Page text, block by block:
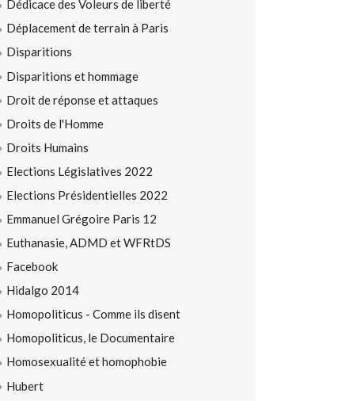
Dédicace des Voleurs de liberté
Déplacement de terrain à Paris
Disparitions
Disparitions et hommage
Droit de réponse et attaques
Droits de l'Homme
Droits Humains
Elections Législatives 2022
Elections Présidentielles 2022
Emmanuel Grégoire Paris 12
Euthanasie, ADMD et WFRtDS
Facebook
Hidalgo 2014
Homopoliticus - Comme ils disent
Homopoliticus, le Documentaire
Homosexualité et homophobie
Hubert